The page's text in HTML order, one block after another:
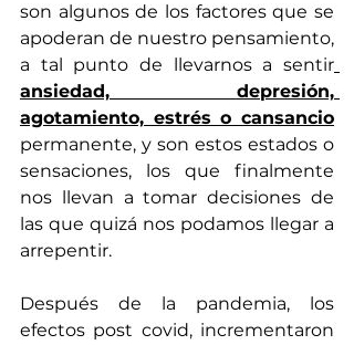
son algunos de los factores que se
apoderan de nuestro pensamiento,
a tal punto de llevarnos a sentir
ansiedad, depresión,
agotamiento, estrés o cansancio
permanente, y son estos estados o
sensaciones, los que finalmente
nos llevan a tomar decisiones de
las que quizá nos podamos llegar a
arrepentir.
Después de la pandemia, los
efectos post covid, incrementaron